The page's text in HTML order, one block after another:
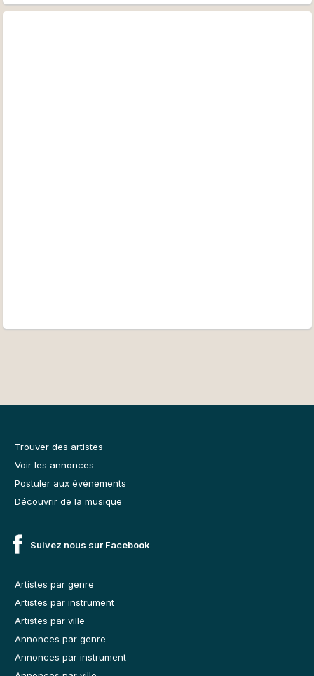
Trouver des artistes
Voir les annonces
Postuler aux événements
Découvrir de la musique
Suivez nous sur Facebook
Artistes par genre
Artistes par instrument
Artistes par ville
Annonces par genre
Annonces par instrument